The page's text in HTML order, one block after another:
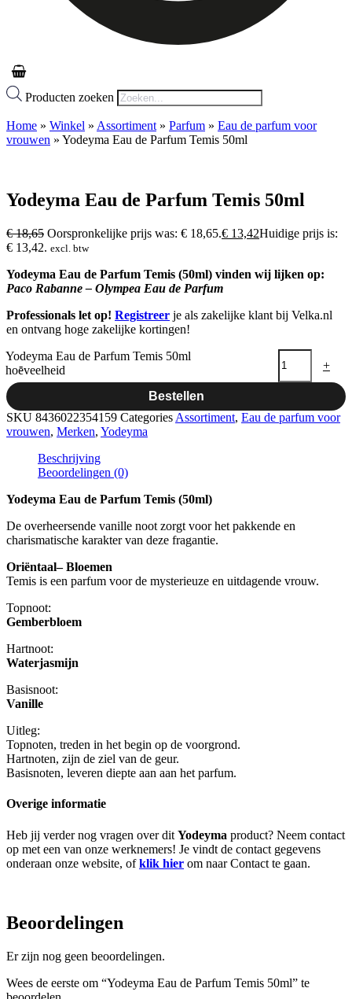
Producten zoeken
Home » Winkel » Assortiment » Parfum » Eau de parfum voor
vrouwen » Yodeyma Eau de Parfum Temis 50ml
Yodeyma Eau de Parfum Temis 50ml
€18,65 Oorspronkelijke prijs was: € 18,65.€ 13,42Huidige prijs is:
€ 13,42. excl. btw
Yodeyma Eau de Parfum Temis (50ml) vinden wij lijken op:
Paco Rabanne – Olympea Eau de Parfum
Professionals let op! Registreer je als zakelijke klant bij Velka.nl
en ontvang hoge zakelijke kortingen!
-
Yodeyma Eau de Parfum Temis 50ml
hoeveelheid
+
Bestellen
SKU 8436022354159 Categories Assortiment, Eau de parfum voor
vrouwen, Merken, Yodeyma
Beschrijving
Beoordelingen (0)
Yodeyma Eau de Parfum Temis (50ml)
De overheersende vanille noot zorgt voor het pakkende en
charismatische karakter van deze fragantie.
Oriëntaal– Bloemen
Temis is een parfum voor de mysterieuze en uitdagende vrouw.
Topnoot:
Gemberbloem
Hartnoot:
Waterjasmijn
Basisnoot:
Vanille
Uitleg:
Topnoten, treden in het begin op de voorgrond.
Hartnoten, zijn de ziel van de geur.
Basisnoten, leveren diepte aan aan het parfum.
Overige informatie
Heb jij verder nog vragen over dit Yodeyma product? Neem contact
op met een van onze werknemers! Je vindt de contact gegevens
onderaan onze website, ofklik hier om naar Contact te gaan.
Beoordelingen
Er zijn nog geen beoordelingen.
Wees de eerste om “Yodeyma Eau de Parfum Temis 50ml” te